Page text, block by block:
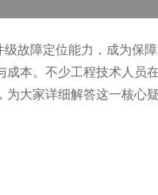
故障定位能力，成为保障
本。不少工程技术人员
大家详细解答这一核心